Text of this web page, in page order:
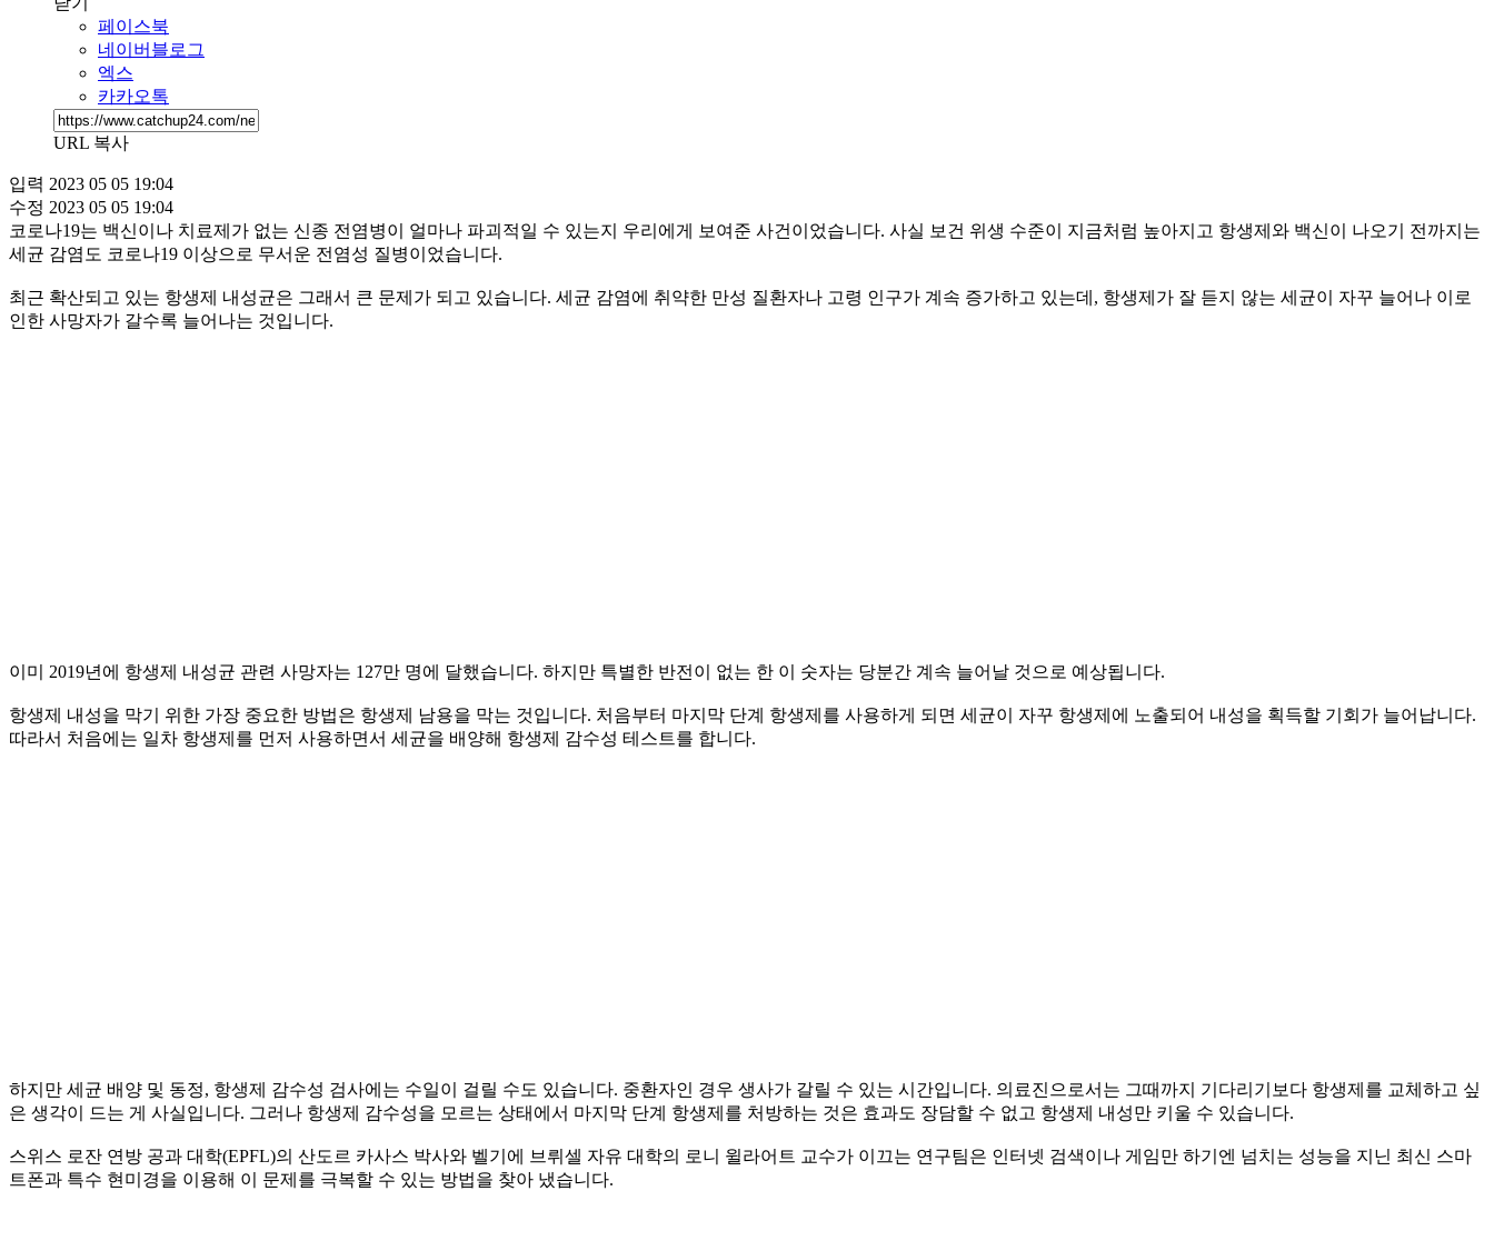
페이스북
네이버블로그
엑스
카카오톡
URL 복사
입력 2023 05 05 19:04
수정 2023 05 05 19:04
코로나19는 백신이나 치료제가 없는 신종 전염병이 얼마나 파괴적일 수 있는지 우리에게 보여준 사건이었습니다. 사실 보건 위생 수준이 지금처럼 높아지고 항생제와 백신이 나오기 전까지는
세균 감염도 코로나19 이상으로 무서운 전염성 질병이었습니다.
최근 확산되고 있는 항생제 내성균은 그래서 큰 문제가 되고 있습니다. 세균 감염에 취약한 만성 질환자나 고령 인구가 계속 증가하고 있는데, 항생제가 잘 듣지 않는 세균이 자꾸 늘어나 이로
인한 사망자가 갈수록 늘어나는 것입니다.
이미 2019년에 항생제 내성균 관련 사망자는 127만 명에 달했습니다. 하지만 특별한 반전이 없는 한 이 숫자는 당분간 계속 늘어날 것으로 예상됩니다.
항생제 내성을 막기 위한 가장 중요한 방법은 항생제 남용을 막는 것입니다. 처음부터 마지막 단계 항생제를 사용하게 되면 세균이 자꾸 항생제에 노출되어 내성을 획득할 기회가 늘어납니다.
따라서 처음에는 일차 항생제를 먼저 사용하면서 세균을 배양해 항생제 감수성 테스트를 합니다.
하지만 세균 배양 및 동정, 항생제 감수성 검사에는 수일이 걸릴 수도 있습니다. 중환자인 경우 생사가 갈릴 수 있는 시간입니다. 의료진으로서는 그때까지 기다리기보다 항생제를 교체하고 싶
은 생각이 드는 게 사실입니다. 그러나 항생제 감수성을 모르는 상태에서 마지막 단계 항생제를 처방하는 것은 효과도 장담할 수 없고 항생제 내성만 키울 수 있습니다.
스위스 로잔 연방 공과 대학(EPFL)의 산도르 카사스 박사와 벨기에 브뤼셀 자유 대학의 로니 윌라어트 교수가 이끄는 연구팀은 인터넷 검색이나 게임만 하기엔 넘치는 성능을 지닌 최신 스마
트폰과 특수 현미경을 이용해 이 문제를 극복할 수 있는 방법을 찾아 냈습니다.